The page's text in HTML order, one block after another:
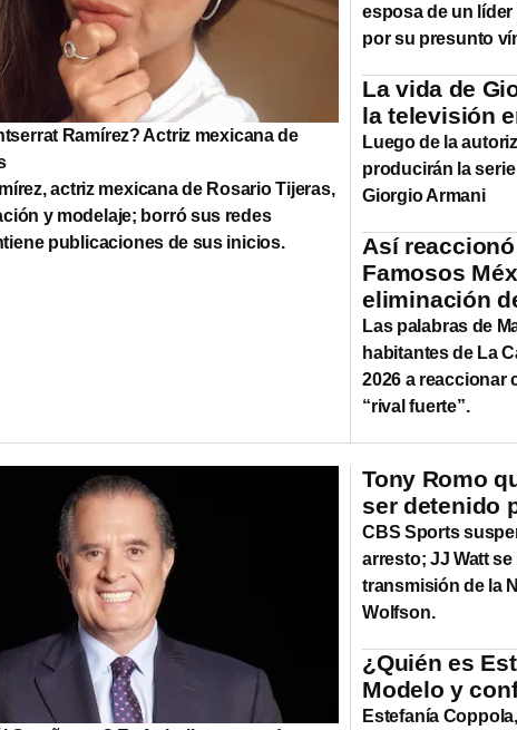
Ramírez? Actriz mexicana de
actriz mexicana de Rosario Tijeras,
y modelaje; borró sus redes
publicaciones de sus inicios.
esposa de un
por su presunto
La vida de
la televisión
Luego de la
producirán la
Giorgio Armani
Así
Famosos
eliminación
Las palabras de
habitantes de La
2026 a reaccionar
“rival fuerte”.
Tony Romo
ser detenido
CBS Sports
arresto; JJ Watt
transmisión de la
Wolfson.
¿Quién es
Modelo y
Estefanía